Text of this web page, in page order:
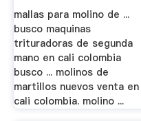
mallas para molino de ...
busco maquinas
trituradoras de segunda
mano en cali colombia
busco ... molinos de
martillos nuevos venta en
cali colombia. molino ...